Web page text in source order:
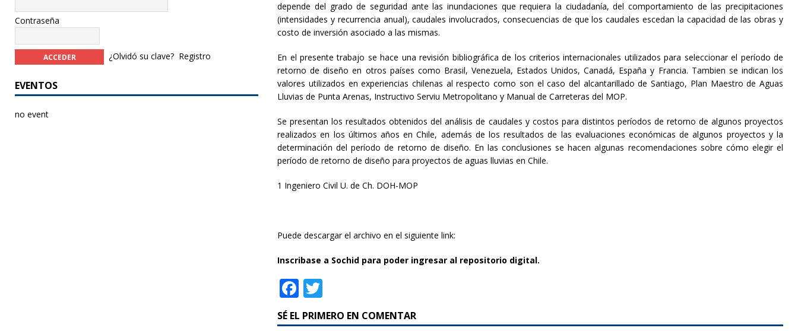
depende del grado de seguridad ante las inundaciones que requiera la ciudadanía, del comportamiento de las precipitaciones
(intensidades y recurrencia anual), caudales involucrados, consecuencias de que los caudales escedan la capacidad de las obras y
costo de inversión asociado a las mismas.
En el presente trabajo se hace una revisión bibliográfica de los criterios internacionales utilizados para seleccionar el período de
retorno de diseño en otros países como Brasil, Venezuela, Estados Unidos, Canadá, España y Francia. Tambien se indican los
valores utilizados en experiencias chilenas al respecto como son el caso del alcantarillado de Santiago, Plan Maestro de Aguas
Lluvias de Punta Arenas, Instructivo Serviu Metropolitano y Manual de Carreteras del MOP.
Se presentan los resultados obtenidos del análisis de caudales y costos para distintos períodos de retorno de algunos proyectos
realizados en los últimos años en Chile, además de los resultados de las evaluaciones económicas de algunos proyectos y la
determinación del período de retorno de diseño. En las conclusiones se hacen algunas recomendaciones sobre cómo elegir el
período de retorno de diseño para proyectos de aguas lluvias en Chile.
1 Ingeniero Civil U. de Ch. DOH-MOP
Puede descargar el archivo en el siguiente link:
Inscribase a Sochid para poder ingresar al repositorio digital.
F
a w
SÉ EL PRIMERO EN COMENTAR
Contraseña
¿Olvidó su clave? Registro
EVENTOS
no event